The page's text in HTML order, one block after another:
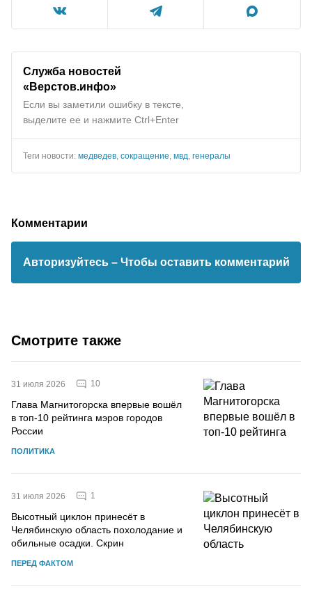
Служба новостей
«Верстов.инфо»
Если вы заметили ошибку в тексте,
выделите ее и нажмите Ctrl+Enter
Теги новости: медведев сокращение мвд генералы
Комментарии
Авторизуйтесь – Чтобы оставить комментарий
Смотрите также
31 июля 2026 10
Глава Магнитогорска впервые вошёл
в топ-10 рейтинга мэров городов
России
ПОЛИТИКА
31 июля 2026 1
Высотный циклон принесёт в
Челябинскую область похолодание и
обильные осадки. Скрин
ПЕРЕД ФАКТОМ